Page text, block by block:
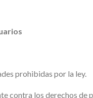
prohibidas por la ley.
contra los derechos